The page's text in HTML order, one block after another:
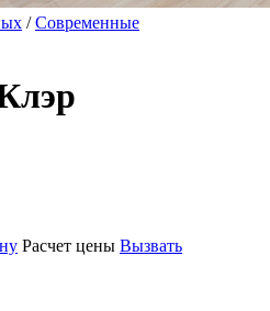
/Современные
Расчет цены Вызвать